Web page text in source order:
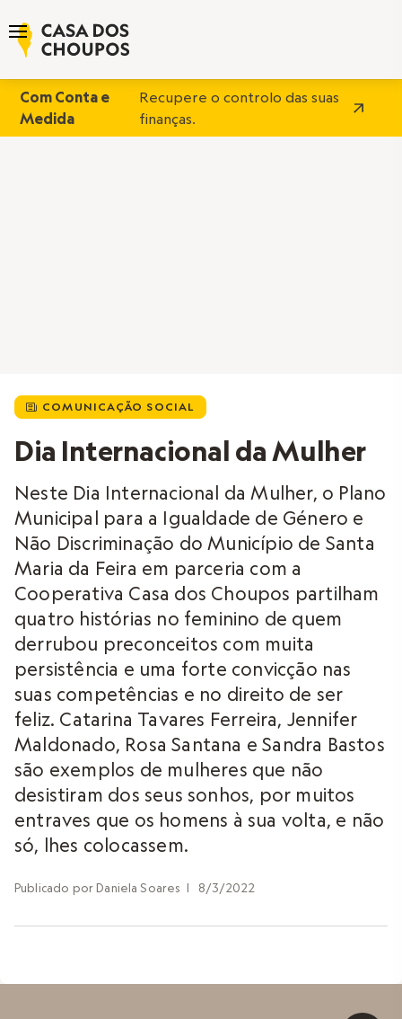
Com Conta e
Medida
Recupere o controlo das suas
finanças.
i COMUNICAÇÃO SOCIAL
Dia Internacional da Mulher
Neste Dia Internacional da Mulher, o Plano
Municipal para a Igualdade de Género e
Não Discriminação do Município de Santa
Maria da Feira em parceria com a
Cooperativa Casa dos Choupos partilham
quatro histórias no feminino de quem
derrubou preconceitos com muita
persistência e uma forte convicção nas
suas competências e no direito de ser
feliz. Catarina Tavares Ferreira, Jennifer
Maldonado, Rosa Santana e Sandra Bastos
são exemplos de mulheres que não
desistiram dos seus sonhos, por muitos
entraves que os homens à sua volta, e não
só, lhes colocassem.
Publicado por Daniela Soares | 8/3/2022